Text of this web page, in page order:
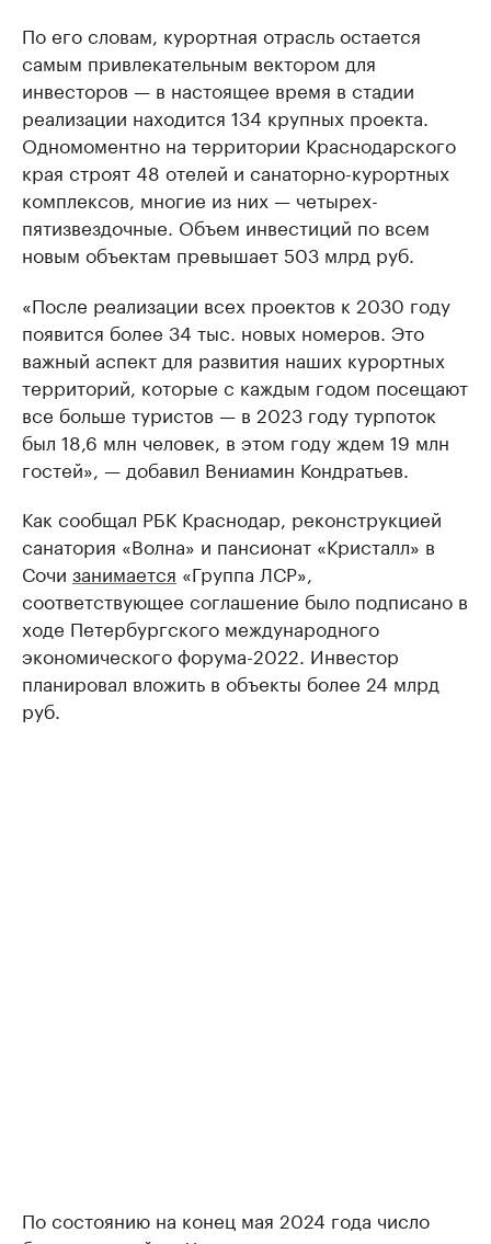
По его словам, курортная отрасль остается
самым привлекательным вектором для
инвесторов — в настоящее время в стадии
реализации находится 134 крупных проекта.
Одномоментно на территории Краснодарского
края строят 48 отелей и санаторно-курортных
комплексов, многие из них — четырех-
пятизвездочные. Объем инвестиций по всем
новым объектам превышает 503 млрд руб.
«После реализации всех проектов к 2030 году
появится более 34 тыс. новых номеров. Это
важный аспект для развития наших курортных
территорий, которые с каждым годом посещают
все больше туристов — в 2023 году турпоток
был 18,6 млн человек, в этом году ждем 19 млн
гостей», — добавил Вениамин Кондратьев.
Как сообщал РБК Краснодар, реконструкцией
санатория «Волна» и пансионат «Кристалл» в
Сочи занимается «Группа ЛСР»,
соответствующее соглашение было подписано в
ходе Петербургского международного
экономического форума-2022. Инвестор
планировал вложить в объекты более 24 млрд
руб.
По состоянию на конец мая 2024 года число